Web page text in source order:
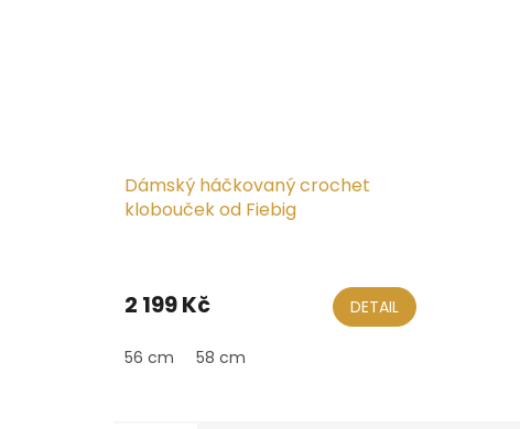
Dámský háčkovaný crochet
klobouček od Fiebig
2 199 Kč DETAIL
56 cm 58 cm